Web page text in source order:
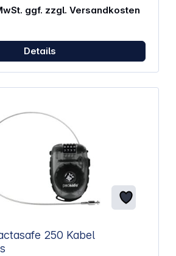
ggf. zzgl. Versandkosten
Details
250 Kabel